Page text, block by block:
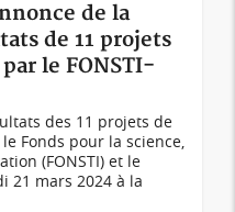
de la
de 11 projets
le FONSTI-
des 11 projets de
Fonds pour la science,
(FONSTI) et le
21 mars 2024 à la